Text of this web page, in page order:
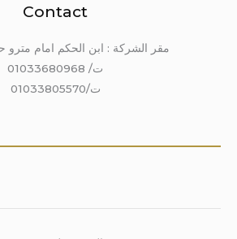
Contact
مقر الشركة : ابن الحكم امام مترو
ت/ 01033680968
ت/01033805570